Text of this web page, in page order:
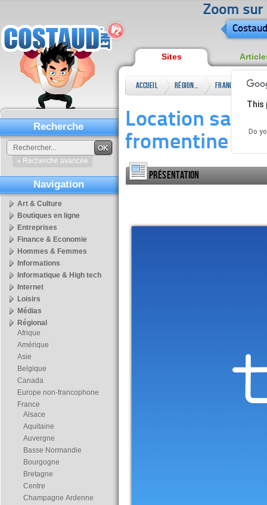
Zoom sur
Sites
Accueil Régional France
Location
fromentine
Présentation
This
Do
Recherche
OK
» Recherche avancée
Navigation
Art & Culture
Boutiques en ligne
Entreprises
Finance & Economie
Hommes & Femmes
Informations
Informatique & High tech
Internet
Loisirs
Médias
Régional
Afrique
Amérique
Asie
Belgique
Canada
Europe non-francophone
France
Alsace
Aquitaine
Auvergne
Basse Normandie
Bourgogne
Bretagne
Centre
Champagne Ardenne